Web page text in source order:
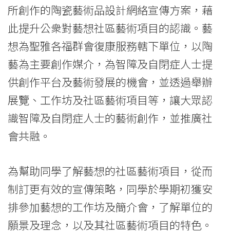
Hong
Kong
Baptist
University
所創作的陶瓷藝術品設計網絡宣傳方案，藉
此提升公衆對藝想社區藝術項目的認識。藝
想為聖雅各福群會復康服務轄下單位，以陶
藝為主要創作媒介，為智障及自閉症人士提
供創作平台及藝術發展的機會，並透過舉辦
展覽、工作坊及社區藝術項目等，讓大眾認
識智障及自閉症人士的藝術創作，並推廣社
會共融。
為幫助同學了解藝想的社區藝術項目，從而
制訂更有效的宣傳策略，同學於學期初獲安
排參加藝想的工作坊及簡介會，了解單位的
願景及理念，以及其社區藝術項目的特色。